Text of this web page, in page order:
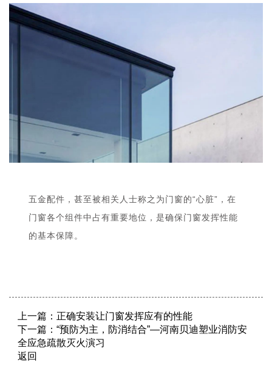
五金配件，甚至被相关人士称之为门窗的“心脏”，在
门窗各个组件中占有重要地位，是确保门窗发挥性能
的基本保障。
上一篇： 正确安装让门窗发挥应有的性能
下一篇： “预防为主，防消结合”—河南贝迪塑业消防安
全应急疏散灭火演习
返回